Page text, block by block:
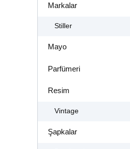
Markalar
Stiller
Mayo
Parfümeri
Resim
Vintage
Şapkalar